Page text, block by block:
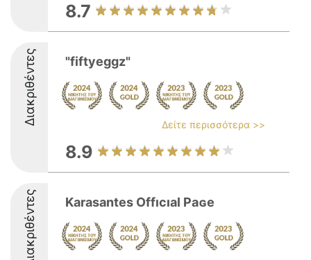
8.7
Διακριθέντες "fiftyeggz"
Δείτε περισσότερα >>
8.9
Διακριθέντες Karasantes Offıϲıal Paɢe